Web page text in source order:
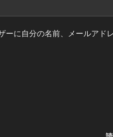
に自分の名前、メールアド